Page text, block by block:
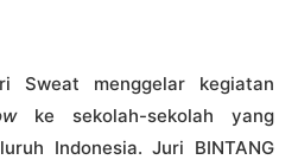
Sweat menggelar kegiatan
ke sekolah-sekolah yang
Indonesia. Juri BINTANG